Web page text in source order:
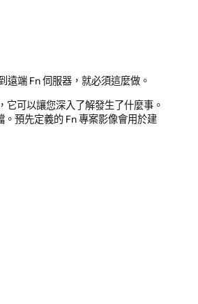
端 Fn 伺服器，就必須這麼做。
可以讓您深入了解發生了什麼事。
預先定義的 Fn 專案影像會用於建